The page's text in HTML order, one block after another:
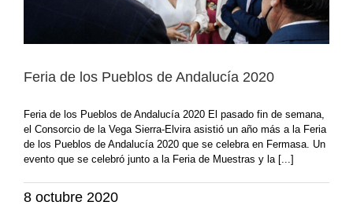
Feria de los Pueblos de Andalucía 2020
Feria de los Pueblos de Andalucía 2020 El pasado fin de semana,
el Consorcio de la Vega Sierra-Elvira asistió un año más a la Feria
de los Pueblos de Andalucía 2020 que se celebra en Fermasa. Un
evento que se celebró junto a la Feria de Muestras y la [...]
8 octubre 2020